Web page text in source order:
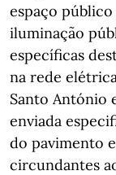
espaço
iluminação
específicas
na rede
Santo António
enviada
do pavimento
circundantes